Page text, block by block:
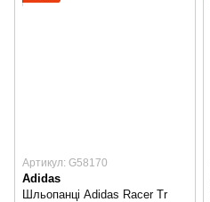
Артикул: G58170
Adidas
Шльопанці Adidas Racer Tr